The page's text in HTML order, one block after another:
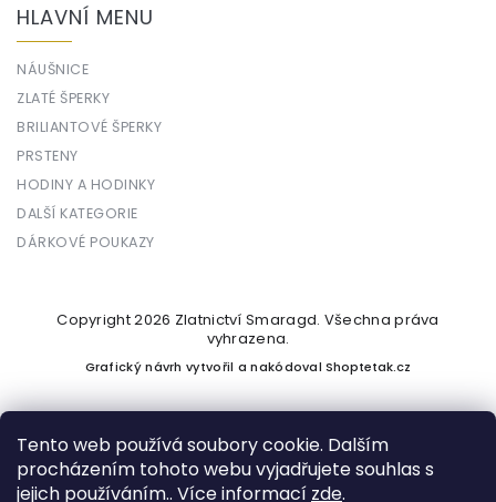
Tento web používá soubory cookie. Dalším
procházením tohoto webu vyjadřujete souhlas s
jejich používáním.. Více informací zde.
HLAVNÍ MENU
NÁUŠNICE
ZLATÉ ŠPERKY
BRILIANTOVÉ ŠPERKY
PRSTENY
HODINY A HODINKY
DALŠÍ KATEGORIE
DÁRKOVÉ POUKAZY
Vytvořil Shoptet
Copyright 2026 Zlatnictví Smaragd. Všechna práva
vyhrazena.
Grafický návrh vytvořil a nakódovalShoptetak.cz